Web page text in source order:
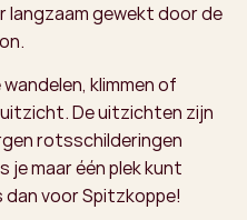
langzaam gewekt door de
klimmen of
De uitzichten zijn
rotsschilderingen
je maar één plek kunt
dan voor Spitzkoppe!